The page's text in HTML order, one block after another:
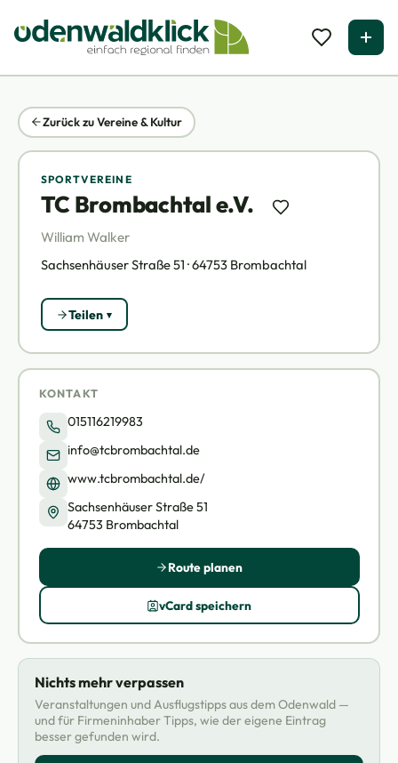
Zurück zu Vereine & Kultur
SPORTVEREINE
TC Brombachtal e.V.
William Walker
Sachsenhäuser Straße 51 · 64753 Brombachtal
Teilen
KONTAKT
015116219983
info@tcbrombachtal.de
www.tcbrombachtal.de/
Sachsenhäuser Straße 51
64753 Brombachtal
Route planen
vCard speichern
Nichts mehr verpassen
Veranstaltungen und Ausflugstipps aus dem Odenwald —
und für Firmeninhaber Tipps, wie der eigene Eintrag
besser gefunden wird.